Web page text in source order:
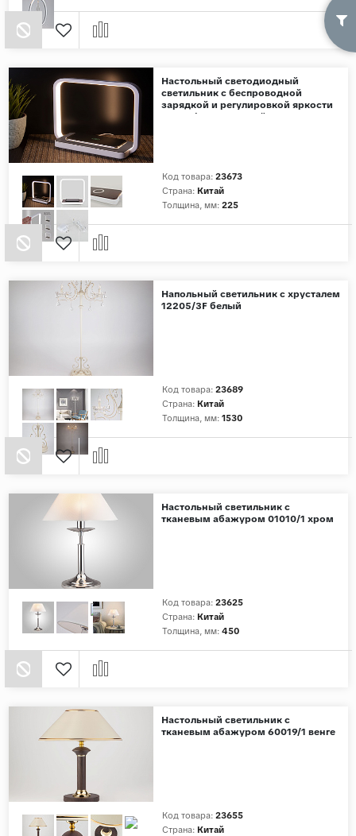
Настольный светодиодный
светильник с беспроводной
зарядкой и регулировкой яркости
80502/1 коричневый
Код товара: 23673
Страна: Китай
Толщина, мм: 225
Напольный светильник с хрусталем
12205/3F белый
Код товара: 23689
Страна: Китай
Толщина, мм: 1530
Настольный светильник с
тканевым абажуром 01010/1 хром
Код товара: 23625
Страна: Китай
Толщина, мм: 450
Настольный светильник с
тканевым абажуром 60019/1 венге
Код товара: 23655
Страна: Китай